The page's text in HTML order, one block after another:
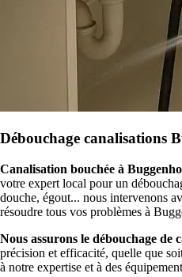
Débouchage canalisations
Canalisation bouchée à
votre expert local pour un
douche, égout... nous intervenons
résoudre tous vos problèmes à
Nous assurons le débouchage de
précision et efficacité, quelle que
à notre expertise et à des